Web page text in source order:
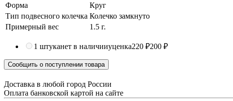
Форма
Круг
Тип подвесного колечка Колечко замкнуто
Примерный вес
1.5 г.
1 штуканет в наличииуценка220 ₽200 ₽
Сообщить о поступлении товара
Доставка в любой город России
Оплата банковской картой на сайте